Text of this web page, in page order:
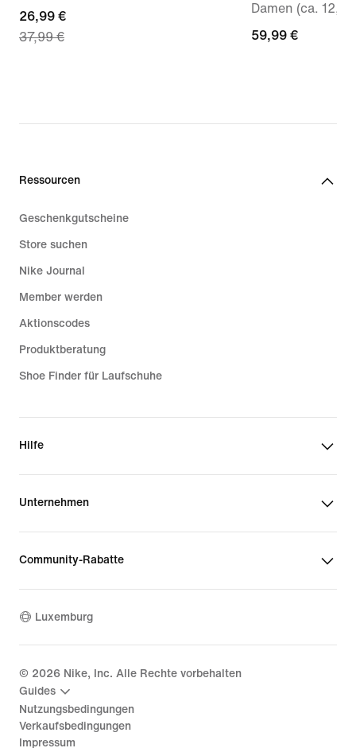
current
price
37,99 €
26,99 €
37,99 €
Damen (ca. 12,5
59,99 €
59,99 €
Ressourcen
Geschenkgutscheine
Store suchen
Nike Journal
Member werden
Aktionscodes
Produktberatung
Shoe Finder für Laufschuhe
Hilfe
Unternehmen
Community-Rabatte
Luxemburg
© 2026 Nike, Inc. Alle Rechte vorbehalten
Guides
Nutzungsbedingungen
Verkaufsbedingungen
Impressum